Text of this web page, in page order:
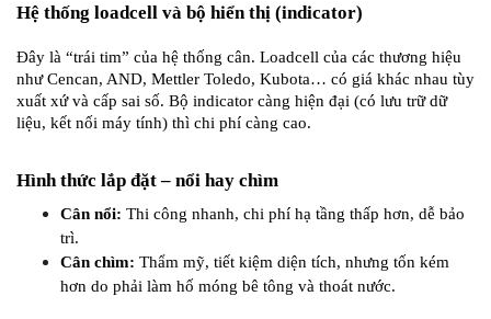
Hệ thống loadcell và bộ hiển thị (indicator)
Đây là “trái tim” của hệ thống cân. Loadcell của các thương hiệu
như Cencan, AND, Mettler Toledo, Kubota… có giá khác nhau tùy
xuất xứ và cấp sai số. Bộ indicator càng hiện đại (có lưu trữ dữ
liệu, kết nối máy tính) thì chi phí càng cao.
Hình thức lắp đặt – nổi hay chìm
Cân nổi: Thi công nhanh, chi phí hạ tầng thấp hơn, dễ bảo
trì.
Cân chìm: Thẩm mỹ, tiết kiệm diện tích, nhưng tốn kém
hơn do phải làm hố móng bê tông và thoát nước.